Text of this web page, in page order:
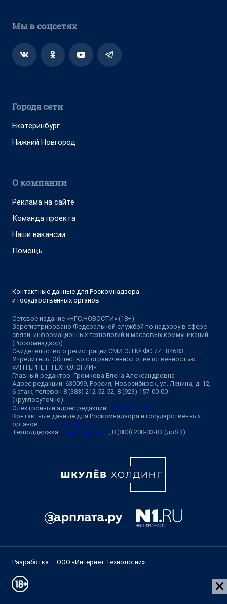
Мы в соцсетях
Города сети
Екатеринбург
Нижний Новгород
О компании
Реклама на сайте
Команда проекта
Наши вакансии
Помощь
Контактные данные для Роскомнадзора
и государственных органов
Сетевое издание «НГС.НОВОСТИ» (18+)
Зарегистрировано Федеральной службой по надзору в сфере
связи, информационных технологий и массовых коммуникаций
(Роскомнадзор)
Свидетельство о регистрации СМИ ЭЛ № ФС 77—84683
Учредитель: Общество с ограниченной ответственностью
«ИНТЕРНЕТ ТЕХНОЛОГИИ»
Главный редактор: Громкова Елена Александровна
Адрес редакции: 630099, Россия, Новосибирск, ул. Ленина, д. 12,
6 этаж, телефон 8 (383) 212-52-52, 8 (923) 157-00-00
(круглосуточно)
Электронный адрес редакции: ngs@shkulev.ru
Контактные данные для Роскомнадзора и государственных
органов: juristnsk@shkulev.ru
Техподдержка: help@shkulev.ru , 8 (800) 200-03-83 (доб.3)
Разработка — ООО «Интернет Технологии»